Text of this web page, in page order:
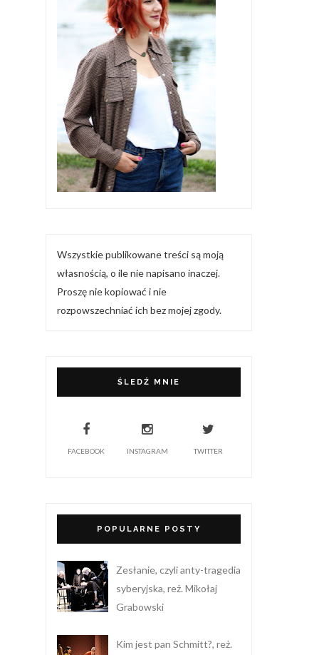
Wszystkie publikowane treści są moją
własnością, o ile nie napisano inaczej.
Proszę nie kopiować i nie
rozpowszechniać ich bez mojej zgody.
ŚLEDŹ MNIE
FACEBOOK INSTAGRAM TWITTER
POPULARNE POSTY
Zesłanie, czyli anty-tragedia
syberyjska, reż. Mikołaj
Grabowski
Kim jest pan Schmitt?, reż.